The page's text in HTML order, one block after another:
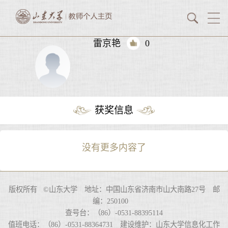
雷京艳 0
获奖信息
没有更多内容了
版权所有 ©山东大学 地址：中国山东省济南市山大南路27号 邮
编：250100
查号台：（86）-0531-88395114
值班电话：（86）-0531-88364731 建设维护：山东大学信息化工作